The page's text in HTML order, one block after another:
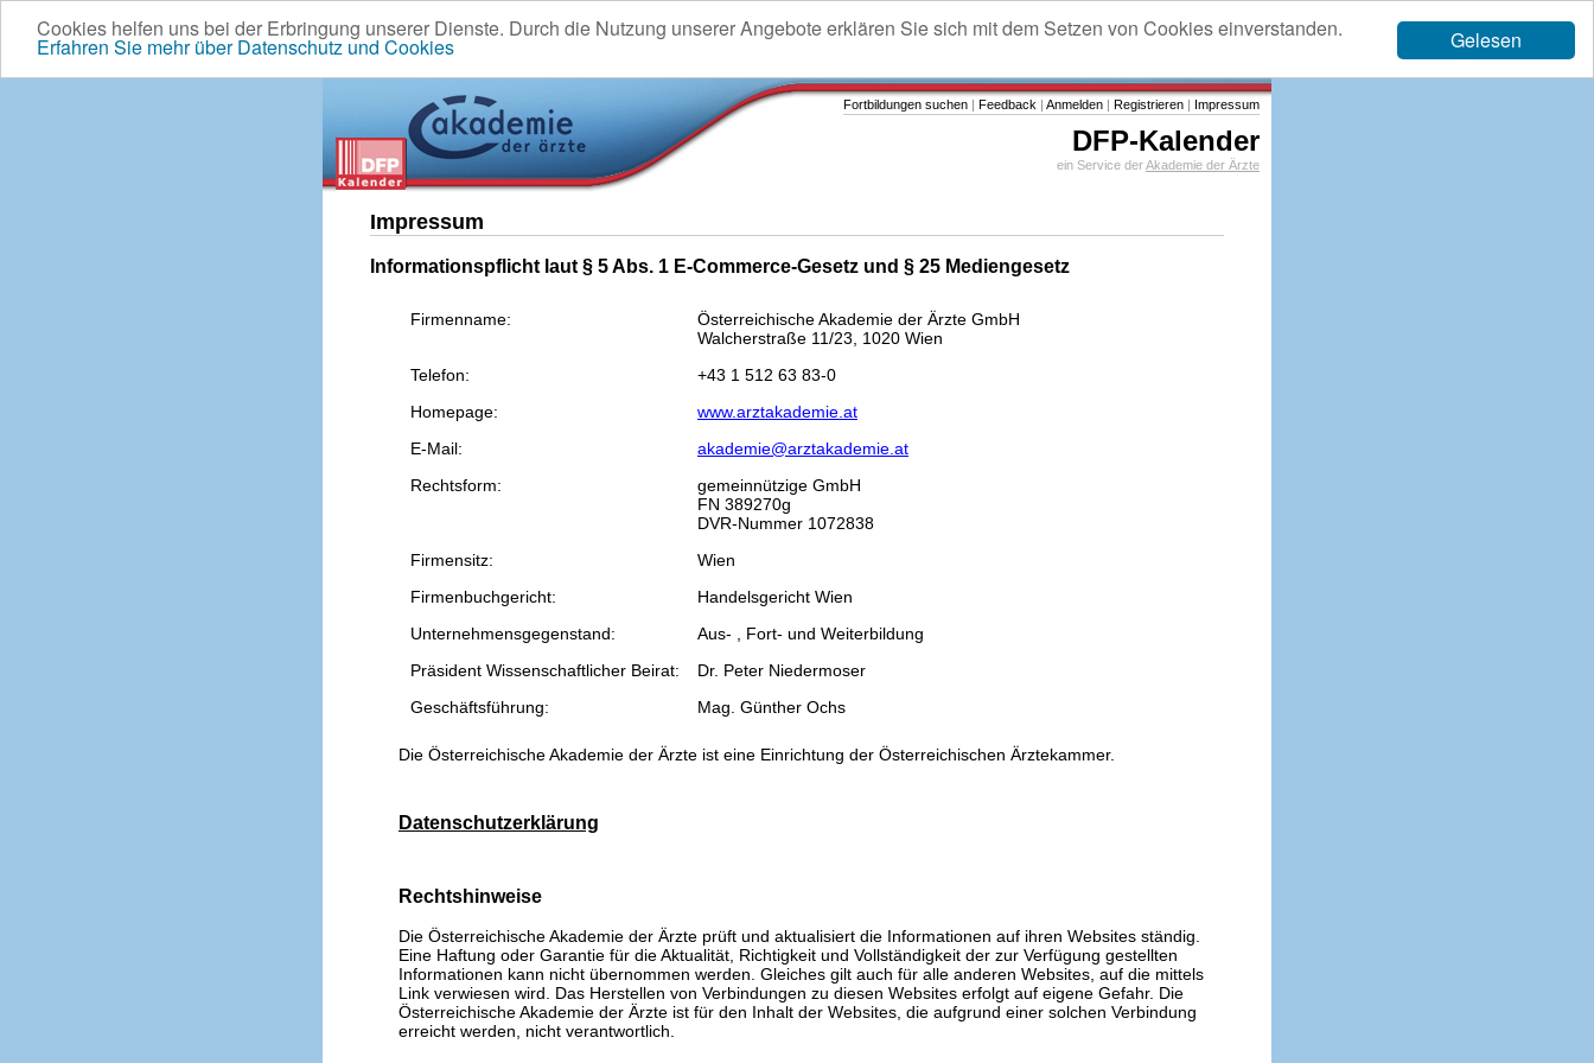
Gelesen
Cookies helfen uns bei der Erbringung unserer Dienste. Durch die Nutzung unserer Angebote erklären Sie sich mit dem Setzen von Cookies einverstanden.
Erfahren Sie mehr über Datenschutz und Cookies
Fortbildungen suchen | Feedback | Anmelden | Registrieren | Impressum
DFP-Kalender
ein Service derAkademie der Ärzte
Impressum
Informationspflicht laut § 5 Abs. 1 E-Commerce-Gesetz und § 25 Mediengesetz
Firmenname:
Österreichische Akademie der Ärzte GmbH
Walcherstraße 11/23, 1020 Wien
Telefon:
+43 1 512 63 83-0
Homepage:
www.arztakademie.at
E-Mail:
akademie@arztakademie.at
Rechtsform:
gemeinnützige GmbH
FN 389270g
DVR-Nummer 1072838
Firmensitz:
Wien
Firmenbuchgericht:
Handelsgericht Wien
Unternehmensgegenstand:
Aus- , Fort- und Weiterbildung
Präsident Wissenschaftlicher Beirat:
Dr. Peter Niedermoser
Geschäftsführung:
Mag. Günther Ochs
Die Österreichische Akademie der Ärzte ist eine Einrichtung der Österreichischen Ärztekammer.
Datenschutzerklärung
Rechtshinweise
Die Österreichische Akademie der Ärzte prüft und aktualisiert die Informationen auf ihren Websites ständig.
Eine Haftung oder Garantie für die Aktualität, Richtigkeit und Vollständigkeit der zur Verfügung gestellten
Informationen kann nicht übernommen werden. Gleiches gilt auch für alle anderen Websites, auf die mittels
Link verwiesen wird. Das Herstellen von Verbindungen zu diesen Websites erfolgt auf eigene Gefahr. Die
Österreichische Akademie der Ärzte ist für den Inhalt der Websites, die aufgrund einer solchen Verbindung
erreicht werden, nicht verantwortlich.